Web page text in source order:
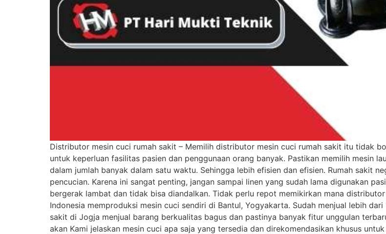
Distributor mesin cuci rumah sakit – Memilih distributor mesin cuci rumah sakit itu tidak
untuk keperluan fasilitas pasien dan penggunaan orang banyak. Pastikan memilih mesin
dalam jumlah banyak dalam satu waktu. Sehingga lebih efisien dan efisien. Rumah sakit
pencucian. Karena ini sangat penting, jangan sampai linen yang sudah lama digunakan
bergerak lambat dan tidak bisa diandalkan. Tidak perlu repot memikirkan mana
Indonesia memproduksi mesin cuci sendiri di Bantul, Yogyakarta. Sudah menjual lebih
sakit di Jogja menjual barang berkualitas bagus dan pastinya banyak fitur unggulan
akan Kami jelaskan mesin cuci apa saja yang tersedia dan direkomendasikan khusus